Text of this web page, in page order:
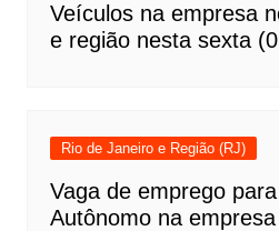
Veículos na empresa
e região nesta sexta
Rio de Janeiro e Região (RJ)
Vaga de emprego
Autônomo na